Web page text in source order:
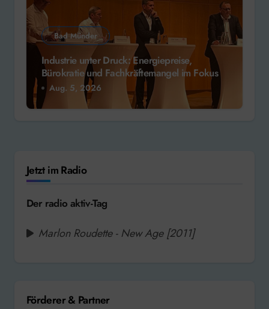
Bad Münder
Industrie unter Druck: Energiepreise,
Bürokratie und Fachkräftemangel im Fokus
Aug. 5, 2026
Jetzt im Radio
Der radio aktiv-Tag
Marlon Roudette - New Age [2011]
Förderer & Partner